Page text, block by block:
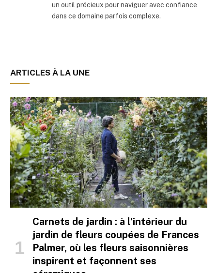
un outil précieux pour naviguer avec confiance
dans ce domaine parfois complexe.
ARTICLES À LA UNE
Carnets de jardin : à l’intérieur du
jardin de fleurs coupées de Frances
Palmer, où les fleurs saisonnières
inspirent et façonnent ses